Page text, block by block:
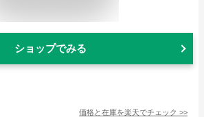
ショップでみる
価格と在庫を楽天でチェック >>